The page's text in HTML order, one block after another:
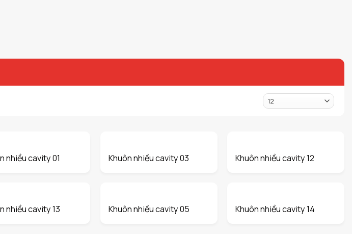
nhiều cavity 01 Khuôn nhiều cavity 03 Khuôn nhiều cavity 12
nhiều cavity 13 Khuôn nhiều cavity 05 Khuôn nhiều cavity 14